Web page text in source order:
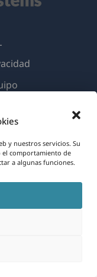
y nuestros servicios. Su
el comportamiento de
a algunas funciones.
Limited(se
en
nueva
ventana)
en